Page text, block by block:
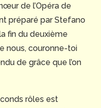
de l’Opéra de
préparé par Stefano
fin du deuxième
nous, couronne-toi
de grâce que l’on
rôles est